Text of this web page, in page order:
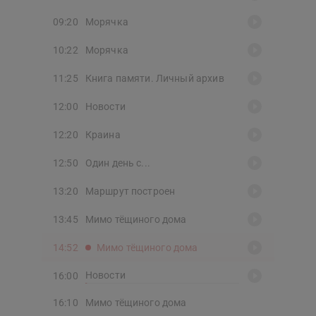
09:20 Морячка
10:22 Морячка
11:25 Книга памяти. Личный архив
12:00 Новости
12:20 Краина
12:50 Один день с...
13:20 Маршрут построен
13:45 Мимо тёщиного дома
14:52 Мимо тёщиного дома
16:00 Новости
16:10 Мимо тёщиного дома